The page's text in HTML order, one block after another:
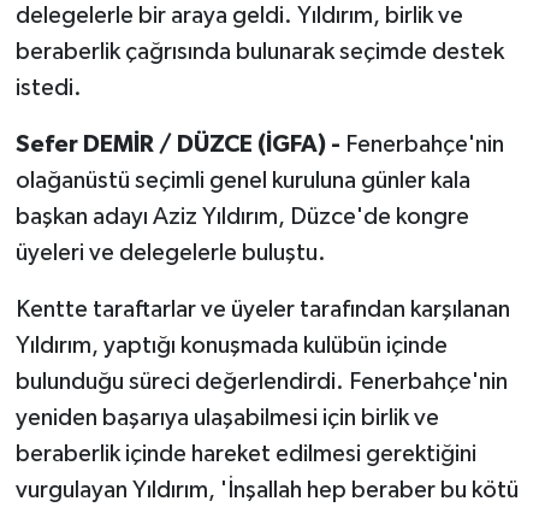
delegelerle bir araya geldi. Yıldırım, birlik ve
beraberlik çağrısında bulunarak seçimde destek
istedi.
Sefer DEMİR / DÜZCE (İGFA) - Fenerbahçe'nin
olağanüstü seçimli genel kuruluna günler kala
başkan adayı Aziz Yıldırım, Düzce'de kongre
üyeleri ve delegelerle buluştu.
Kentte taraftarlar ve üyeler tarafından karşılanan
Yıldırım, yaptığı konuşmada kulübün içinde
bulunduğu süreci değerlendirdi. Fenerbahçe'nin
yeniden başarıya ulaşabilmesi için birlik ve
beraberlik içinde hareket edilmesi gerektiğini
vurgulayan Yıldırım, 'İnşallah hep beraber bu kötü